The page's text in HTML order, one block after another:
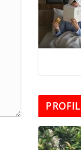
PROFIL